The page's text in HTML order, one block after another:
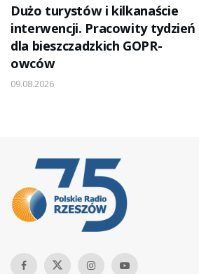
Dużo turystów i kilkanaście
interwencji. Pracowity tydzień
dla bieszczadzkich GOPR-
owców
09.08.2026